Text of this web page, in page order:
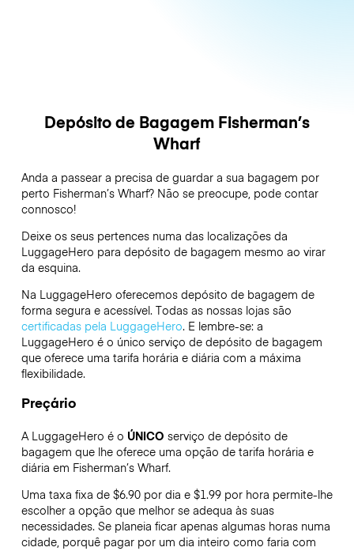
Depósito de Bagagem Fisherman’s
Wharf
Anda a passear a precisa de guardar a sua bagagem por
perto Fisherman’s Wharf? Não se preocupe, pode contar
connosco!
Deixe os seus pertences numa das localizações da
LuggageHero para depósito de bagagem mesmo ao virar
da esquina.
Na LuggageHero oferecemos depósito de bagagem de
forma segura e acessível. Todas as nossas lojas são
certificadas pela LuggageHero. E lembre-se: a
LuggageHero é o único serviço de depósito de bagagem
que oferece uma tarifa horária e diária com a máxima
flexibilidade.
Preçário
A LuggageHero é o ÚNICO serviço de depósito de
bagagem que lhe oferece uma opção de tarifa horária e
diária em Fisherman’s Wharf.
Uma taxa fixa de $6.90 por dia e $1.99 por hora permite-lhe
escolher a opção que melhor se adequa às suas
necessidades. Se planeia ficar apenas algumas horas numa
cidade, porquê pagar por um dia inteiro como faria com